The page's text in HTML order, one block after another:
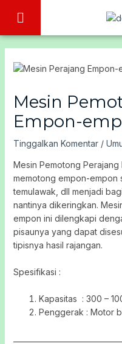
Menu
Mesin
Empon-
Tinggalkan Komentar /
Mesin Pemotong
memotong empon-empon
temulawak, dll menjadi
nantinya dikeringkan.
empon ini dilengkapi
pisaunya yang dapat
tipisnya hasil rajangan.
Spesifikasi :
Kapasitas : 300 –
Penggerak : Motor